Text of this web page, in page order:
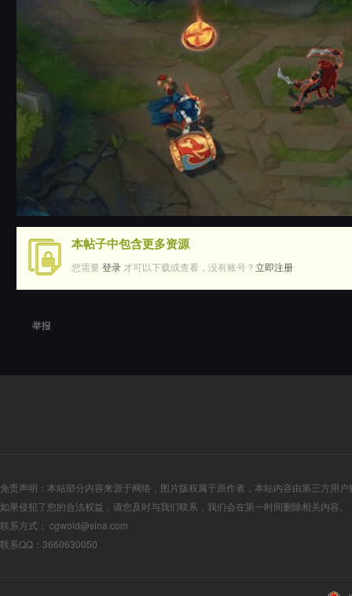
本帖子中包含更多资源
您需要 登录 才可以下载或查看，没有账号？立即注册
举报
免责声明：本站部分内容来源于网络，图片版权属于原作者，本站内容由第三方用
如果侵犯了您的合法权益，请您及时与我们联系，我们会在第一时间删除相关内容。
联系方式： cgwold@sina.com
联系QQ：3660630050